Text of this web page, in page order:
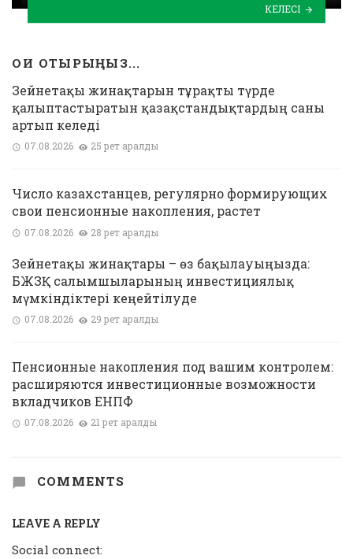
КЕЛЕСІ
ОҚИ ОТЫРЫҢЫЗ...
Зейнетақы жинақтарын тұрақты түрде
қалыптастыратын қазақстандықтардың саны
артып келеді
07.08.2026 25 рет қаралды
Число казахстанцев, регулярно формирующих
свои пенсионные накопления, растет
07.08.2026 28 рет қаралды
Зейнетақы жинақтары – өз бақылауыңызда:
БЖЗҚ салымшыларының инвестициялық
мүмкіндіктері кеңейтілуде
07.08.2026 29 рет қаралды
Пенсионные накопления под вашим контролем:
расширяются инвестиционные возможности
вкладчиков ЕНПФ
07.08.2026 21 рет қаралды
COMMENTS
LEAVE A REPLY
Social connect: